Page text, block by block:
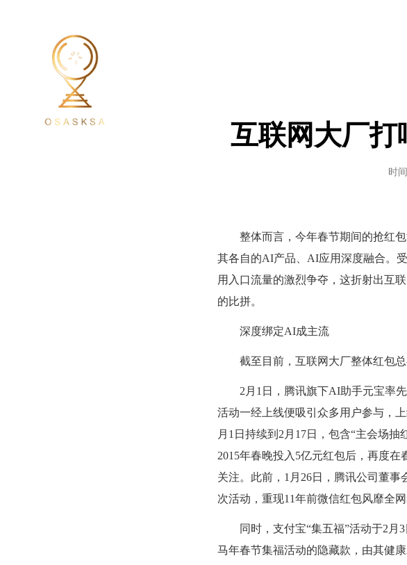
互联网大厂
时
整体而言，今年春节期间的抢红
其各自的AI产品、AI应用深度融合。
用入口流量的激烈争夺，这折射出互
的比拼。
深度绑定AI成主流
截至目前，互联网大厂整体红包
2月1日，腾讯旗下AI助手元宝率
活动一经上线便吸引众多用户参与，
月1日持续到2月17日，包含“主会场
2015年春晚投入5亿元红包后，再度
关注。此前，1月26日，腾讯公司董
次活动，重现11年前微信红包风靡全网
同时，支付宝“集五福”活动于2月
马年春节集福活动的隐藏款，由其健